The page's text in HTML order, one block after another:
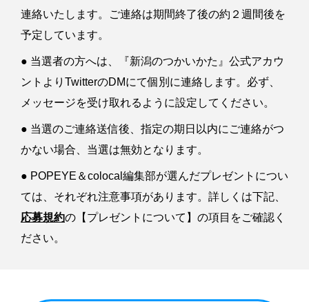
連絡いたします。ご連絡は期間終了後の約２週間後を
予定しています。
● 当選者の方へは、『新潟のつかいかた』公式アカウ
ントよりTwitterのDMにて個別に連絡します。必ず、
メッセージを受け取れるように設定してください。
● 当選のご連絡送信後、指定の期日以内にご連絡がつ
かない場合、当選は無効となります。
● POPEYE＆colocal編集部が選んだプレゼントについ
ては、それぞれ注意事項があります。詳しくは下記、
応募規約の【プレゼントについて】の項目をご確認く
ださい。